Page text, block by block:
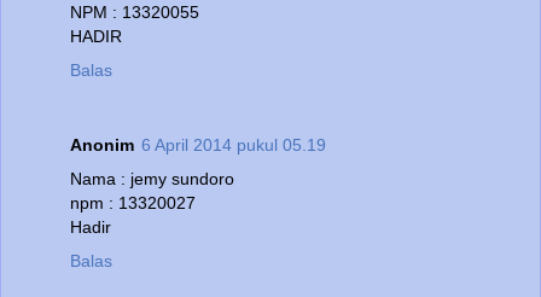
NPM : 13320055
HADIR
Balas
Anonim 6 April 2014 pukul 05.19
Nama : jemy sundoro
npm : 13320027
Hadir
Balas